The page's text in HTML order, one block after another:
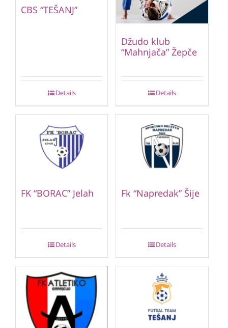
CBS “TEŠANJ”
Details
Džudo klub
“Mahnjača” Žepče
Details
FK “BORAC” Jelah
Details
Fk “Napredak” Šije
Details